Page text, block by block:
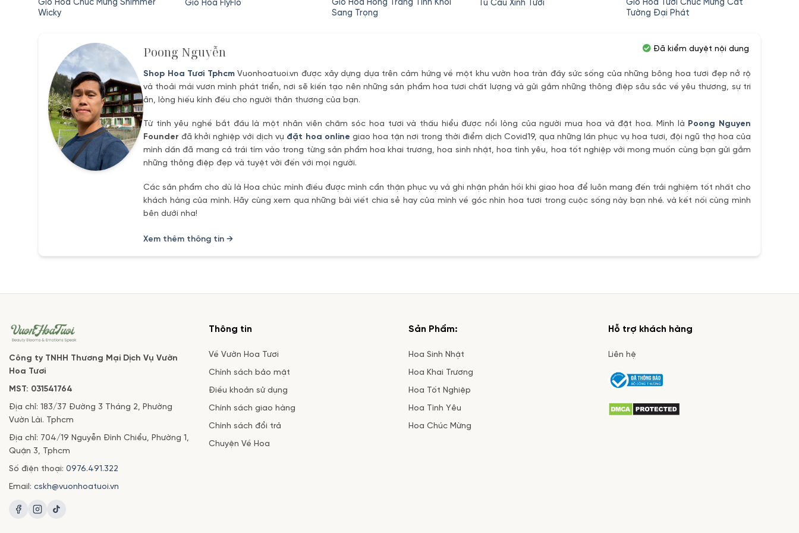
Giỏ Hoa Chúc Mừng Shimmer
Wicky
Giỏ Hoa FlyFlo
Giỏ Hoa Hồng Trắng Tinh Khôi
Sang Trọng
là:
Tú Cầu Xinh Tươi
Giỏ Hoa Tươi Chúc Mừng Cát
Tường Đại Phát
Poong Nguyễn
Shop Hoa Tươi TphcmVuonhoatuoi.vn được xây dựng dựa trên cảm hứng về một khu vườn hoa tràn đầy sức sống của những bông hoa tươi đẹp nở rộ
và thoải mái vươn mình phát triển, nơi sẽ kiến tạo nên những sản phẩm hoa tươi chất lượng và gửi gắm những thông điệp sâu sắc về yêu thương, sự tri
ân, lòng hiếu kính đếu cho người thân thương của bạn.
Từ tình yêu nghề bắt đầu là một nhân viên chăm sóc hoa tươi và thấu hiểu được nổi lòng của người mua hoa và đặt hoa. Mình là Poong Nguyen
Founder đã khởi nghiệp với dịch vụ đặt hoa online giao hoa tận nơi trong thời điểm dịch Covid19, qua những lần phục vụ hoa tươi, đội ngũ thợ hoa của
mình dần đã mang cả trái tím vào trong từng sản phẩm hoa khai trương, hoa sinh nhật, hoa tình yêu, hoa tốt nghiệp với mong muốn cùng bạn gửi gắm
những thông điệp đẹp và tuyệt vời đến với mọi người.
Các sản phẩm cho dù là Hoa chúc mình điều được mình cẩn thận phục vụ và ghi nhận phản hồi khi giao hoa để luôn mang đến trải nghiệm tốt nhất cho
khách hàng của mình. Hãy cùng xem qua những bài viết chia sẻ hay của mình về góc nhìn hoa tươi trong cuộc sống này bạn nhé. và kết nối cùng mình
bên dưới nha!
Xem thêm thông tin →
Đã kiểm duyệt nội dung
Công ty TNHH Thương Mại Dịch Vụ Vườn
Hoa Tươi
MST: 031541764
Địa chỉ: 183/37 Đường 3 Tháng 2, Phường
Vườn Lài. Tphcm
Địa chỉ: 704/19 Nguyễn Đình Chiểu, Phường 1,
Quận 3, Tphcm
Số điện thoại: 0976.491.322
Email: cskh@vuonhoatuoi.vn
Thông tin
Về Vườn Hoa Tươi
Chính sách bảo mật
Điều khoản sử dụng
Chính sách giao hàng
Chính sách đổi trả
Chuyện Về Hoa
Sản Phẩm:
Hoa Sinh Nhật
Hoa Khai Trương
Hoa Tốt Nghiệp
Hoa Tình Yêu
Hoa Chúc Mừng
Hỗ trợ khách hàng
Liên hệ